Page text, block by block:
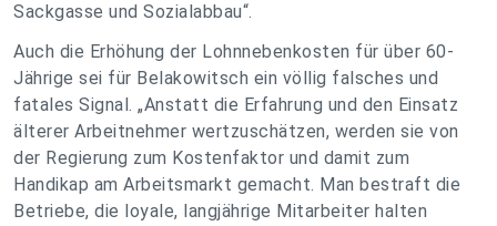
Sackgasse und Sozialabbau“.
Auch die Erhöhung der Lohnnebenkosten für über 60-
Jährige sei für Belakowitsch ein völlig falsches und
fatales Signal. „Anstatt die Erfahrung und den Einsatz
älterer Arbeitnehmer wertzuschätzen, werden sie von
der Regierung zum Kostenfaktor und damit zum
Handikap am Arbeitsmarkt gemacht. Man bestraft die
Betriebe, die loyale, langjährige Mitarbeiter halten